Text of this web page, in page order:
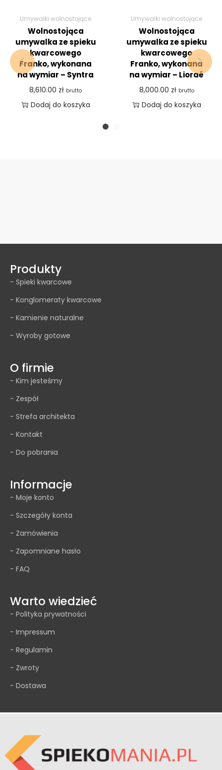
Umywalki wolnostojące
Wolnostojąca
umywalka ze spieku
kwarcowego
Franko, wykonana
na wymiar – Syntra
8,610.00 zł brutto
Dodaj do koszyka
Umywalki wolnostojące
Wolnostojąca
umywalka ze spieku
kwarcowego
Franko, wykonana
na wymiar – Lioraé
8,000.00 zł brutto
Dodaj do koszyka
Produkty
- Spieki kwarcowe
- Konglomeraty kwarcowe
- Kamienie naturalne
- Wyroby gotowe
O firmie
- Kim jesteśmy
- Zespół
- Strefa architekta
- Kontakt
- Do pobrania
Informacje
- Moje konto
- Szczegóły konta
- Zamówienia
- Zapomniane hasło
- FAQ
Warto wiedzieć
- Polityka prywatności
- Impressum
- Regulamin
- Zwroty
- Dostawa